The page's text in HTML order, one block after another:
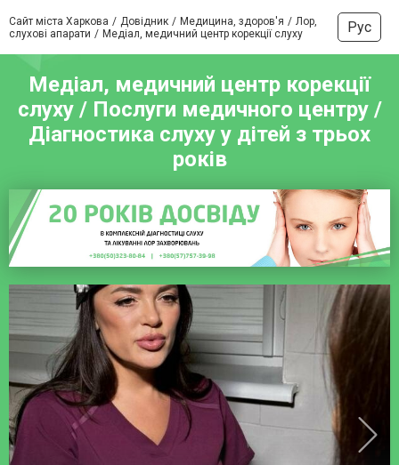
Сайт міста Харкова Довідник Медицина, здоров'я
Лор,
слухові апарати
Медіал, медичний центр корекції слуху Рус
Медіал, медичний центр корекції
слуху / Послуги медичного центру /
Діагностика слуху у дітей з трьох
років